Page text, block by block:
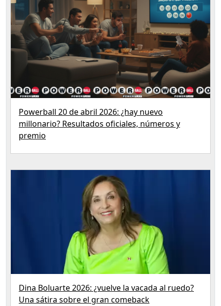
Powerball 20 de abril 2026: ¿hay nuevo
millonario? Resultados oficiales, números y
premio
Dina Boluarte 2026: ¿vuelve la vacada al ruedo?
Una sátira sobre el gran comeback